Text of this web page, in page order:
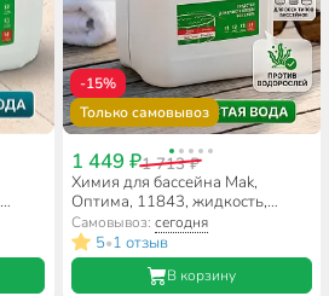
-15%
Только самовывоз
1 449 ₽1 713 ₽
Химия для бассейна Mak,
Оптима, 11843, жидкость,
защита от водорослей,
альгицид непенящаяся, 10 л
Самовывоз: сегодня
5•1 отзыв
В корзину